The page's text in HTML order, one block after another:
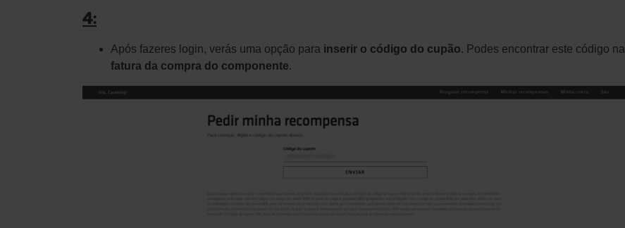
4:
Após fazeres login, verás uma opção para inserir o código do cupão. Podes encontrar este código na
fatura da compra do componente.